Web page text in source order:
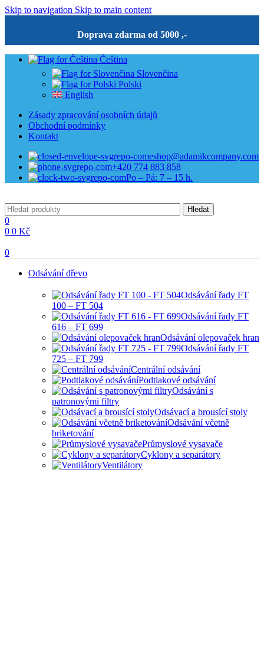
Skip to navigation Skip to main content
Doprava zdarma od 5000 ,-
Čeština
Slovenčina
Polski
English
Zásady zpracování osobních údajů
Obchodní podmínky
Kontakt
eshop@adamikcompany.com
+420 774 883 858
Po – Pá: 7 – 15 h.
Hledat
0
0 0 Kč
0
Odsávání dřevo
Odsávání řady FT
100 – FT 504
Odsávání řady FT
616 – FT 699
Odsávání olepovaček hran
Odsávání řady FT
725 – FT 799
Centrální odsávání
Podtlakové odsávání
Odsávání s
patronovými filtry
Odsávací a brousící stoly
Odsávání včetně
briketování
Průmyslové vysavače
Cyklony a separátory
Ventilátory